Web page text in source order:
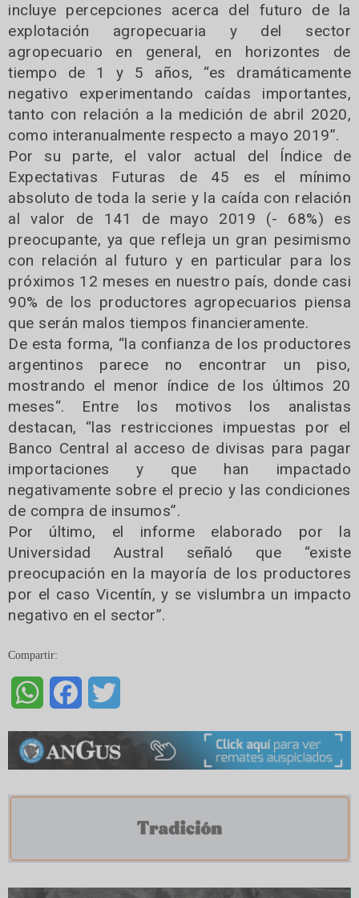
incluye percepciones acerca del futuro de la
explotación agropecuaria y del sector
agropecuario en general, en horizontes de
tiempo de 1 y 5 años, “es dramáticamente
negativo experimentando caídas importantes,
tanto con relación a la medición de abril 2020,
como interanualmente respecto a mayo 2019”.
Por su parte, el valor actual del Índice de
Expectativas Futuras de 45 es el mínimo
absoluto de toda la serie y la caída con relación
al valor de 141 de mayo 2019 (- 68%) es
preocupante, ya que refleja un gran pesimismo
con relación al futuro y en particular para los
próximos 12 meses en nuestro país, donde casi
90% de los productores agropecuarios piensa
que serán malos tiempos financieramente.
De esta forma, “la confianza de los productores
argentinos parece no encontrar un piso,
mostrando el menor índice de los últimos 20
meses“. Entre los motivos los analistas
destacan, “las restricciones impuestas por el
Banco Central al acceso de divisas para pagar
importaciones y que han impactado
negativamente sobre el precio y las condiciones
de compra de insumos”.
Por último, el informe elaborado por la
Universidad Austral señaló que “existe
preocupación en la mayoría de los productores
por el caso Vicentín, y se vislumbra un impacto
negativo en el sector”.
Compartir:
WhatsAppFacebook